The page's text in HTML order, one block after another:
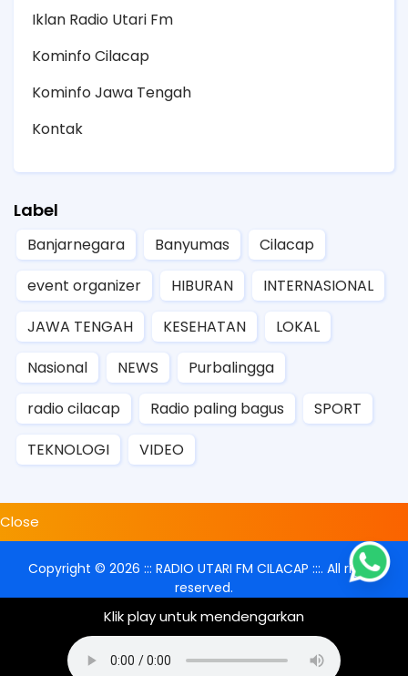
Iklan Radio Utari Fm
Kominfo Cilacap
Kominfo Jawa Tengah
Kontak
Label
Banjarnegara Banyumas
Cilacap
event organizer
HIBURAN
INTERNASIONAL
JAWA TENGAH
KESEHATAN
LOKAL
Nasional
NEWS
Purbalingga
radio cilacap
Radio paling bagus
SPORT
TEKNOLOGI
VIDEO
Klik play untuk mendengarkan
Close
Copyright © 2026 ::: RADIO UTARI FM CILACAP :::. All rights
reserved.